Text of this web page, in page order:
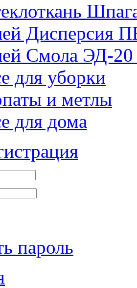
Дисперсия
Смола ЭД-20
для уборки
и метлы
для дома
пароль